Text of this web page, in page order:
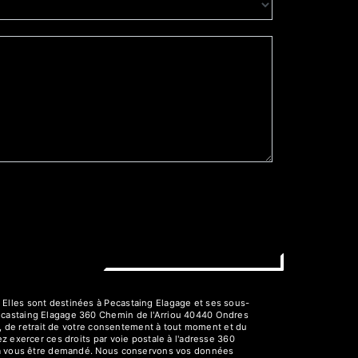
sont destinées à Pecastaing Elagage et ses sous-
Elagage 360 Chemin de l'Arriou 40440 Ondres
de retrait de votre consentement à tout moment et du
exercer ces droits par voie postale à l'adresse 360
être demandé. Nous conservons vos données